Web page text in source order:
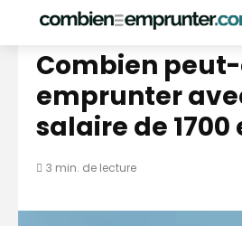
CALCUL CAPACITÉ D’EMPRUNT PAR SALAIRE
Combien
emprunter
salaire de 1700
3 min. de lecture